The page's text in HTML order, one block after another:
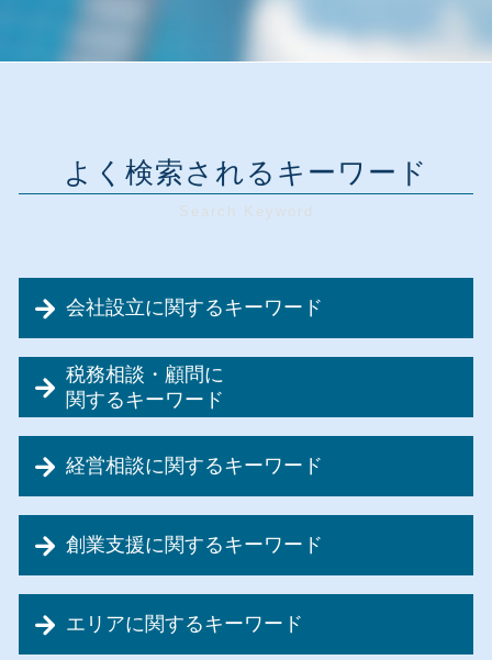
よく検索されるキーワード
会社設立に関するキーワード
会社設立
会社設立 融資
会社設立 代行
会社設立 税金
会社設立 合同会社 流れ
会社設立 株式会社
会社設立 流れ
会社設立 合同会社 費用
税務相談・顧問に
関するキーワード
節税対策 法人設立
法人税 計算
記帳代行 税理士
税務相談 経費
経営相談に関するキーワード
資金繰り 悪化
資金繰り 苦労
資金繰り 工面
創業支援に関するキーワード
創業支援 政策金融公庫
エリアに関するキーワード